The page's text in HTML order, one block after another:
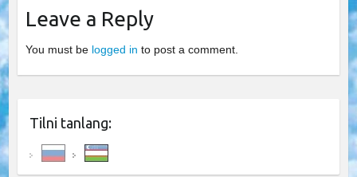
Leave a Reply
You must be logged in to post a comment.
Tilni tanlang: